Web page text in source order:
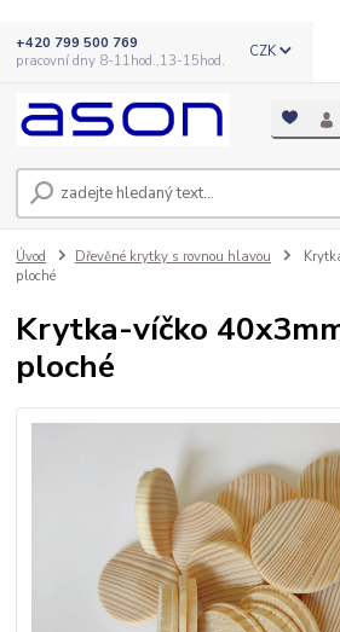
CZK
+420 799 500 769
pracovní dny 8-11hod.,13-15hod.
Úvod Dřevěné krytky s rovnou hlavou
ploché
Krytka-víčko
ploché